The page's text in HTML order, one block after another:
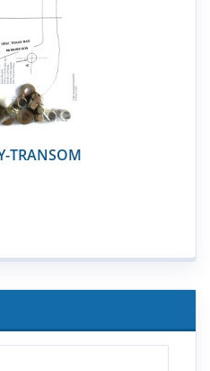
TRANSOM